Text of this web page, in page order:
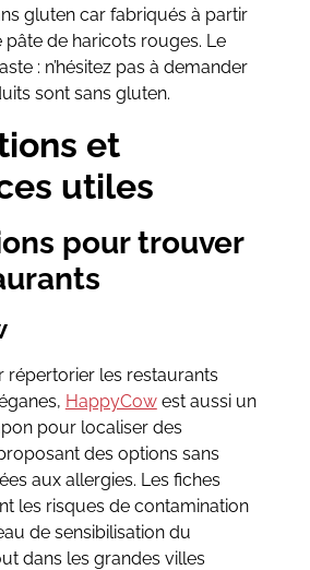
gluten car fabriqués à partir
pâte de haricots rouges. Le
: n’hésitez pas à demander
sont sans gluten.
et
utiles
pour trouver
répertorier les restaurants
HappyCowest aussi un
pour localiser des
des options sans
aux allergies. Les fiches
les risques de contamination
de sensibilisation du
dans les grandes villes